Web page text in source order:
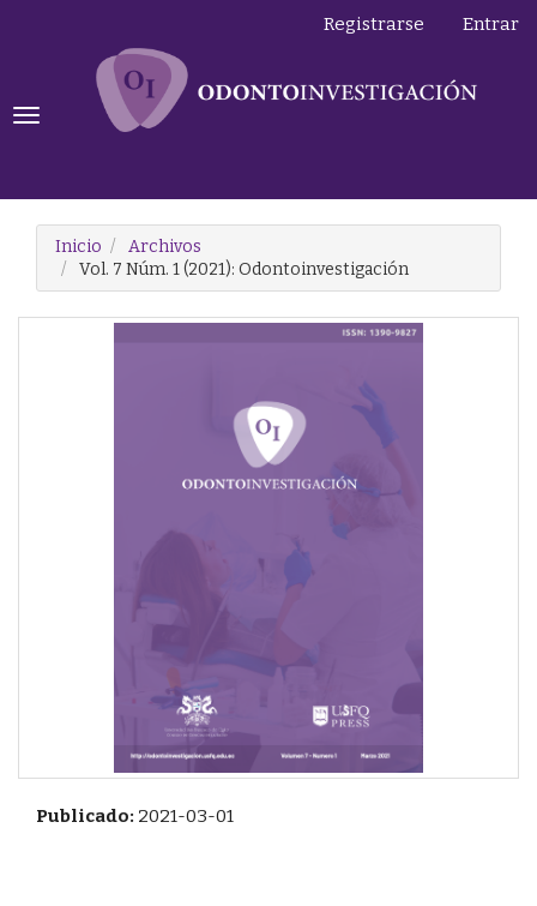
Contenido
principal
Registrarse Entrar
Toggle
Inicio
Archivos
Vol. 7 Núm. 1 (2021): Odontoinvestigación
Publicado: 2021-03-01